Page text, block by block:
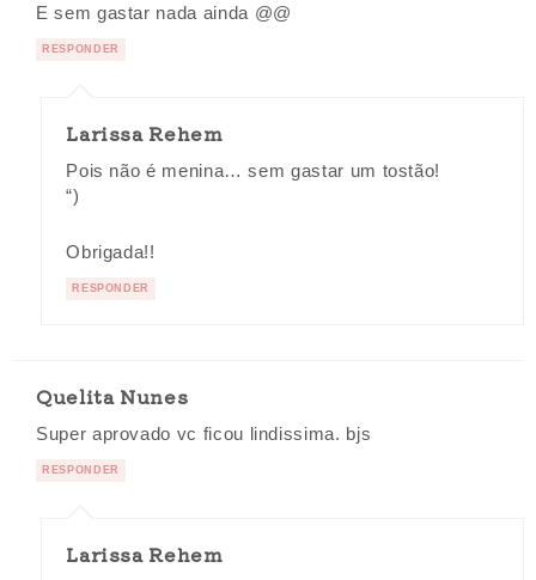
E sem gastar nada ainda @@
RESPONDER
Larissa Rehem
Pois não é menina… sem gastar um tostão!
“)
Obrigada!!
RESPONDER
Quelita Nunes
Super aprovado vc ficou lindissima. bjs
RESPONDER
Larissa Rehem